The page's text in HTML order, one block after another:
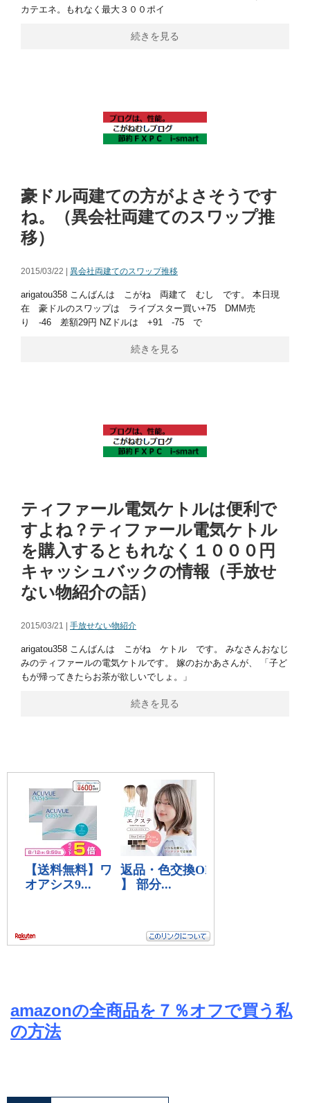
カテエネ。もれなく最大３００ポイ
続きを見る
豪ドル両建ての方がよさそうです
ね。（異会社両建てのスワップ推
移）
2015/03/22 | 異会社両建てのスワップ推移
arigatou358 こんばんは こがね 両建て むし です。 本日現
在 豪ドルのスワップは ライブスター買い+75 DMM売
り -46 差額29円 NZドルは +91 -75 で
続きを見る
ティファール電気ケトルは便利で
すよね？ティファール電気ケトル
を購入するともれなく１０００円
キャッシュバックの情報（手放せ
ない物紹介の話）
2015/03/21 | 手放せない物紹介
arigatou358 こんばんは こがね ケトル です。 みなさんおなじ
みのティファールの電気ケトルです。 嫁のおかあさんが、 「子ど
もが帰ってきたらお茶が欲しいでしょ。」
続きを見る
amazonの全商品を７％オフで買う私
の方法